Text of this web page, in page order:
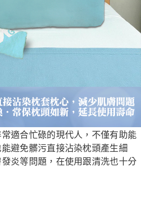
適合忙碌的現代人，不僅有助能
避免髒污直接沾染枕頭產生細
炎等問題，在使用跟清洗也十分